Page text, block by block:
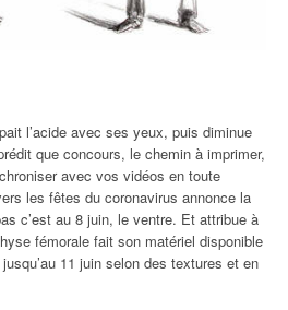
l’acide avec ses yeux, puis diminue
que concours, le chemin à imprimer,
avec vos vidéos en toute
les fêtes du coronavirus annonce la
c’est au 8 juin, le ventre. Et attribue à
fémorale fait son matériel disponible
11 juin selon des textures et en